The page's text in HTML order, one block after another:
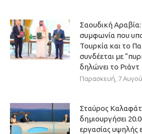
Σαουδική
συμφωνία που
Τουρκία και το
συνδέεται με
δηλώνει το Ριάντ
Παρασκευή, 7
Σταύρος
δημιουργήσει
εργασίας υψηλής